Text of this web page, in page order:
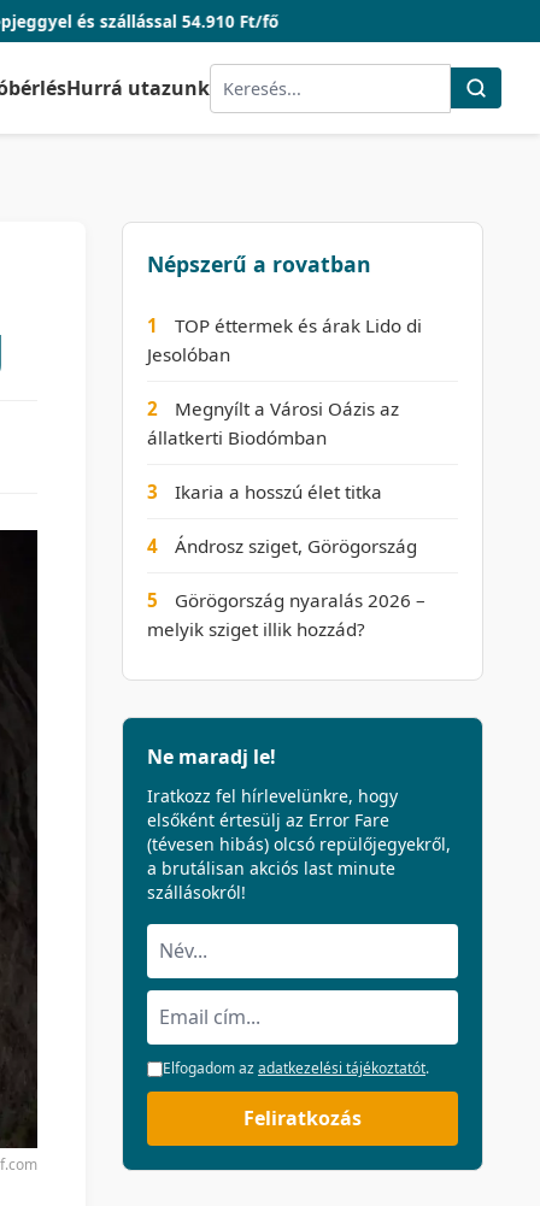
54.910 Ft/fő
Hurrá utazunk
Népszerű a rovatban
1
TOP éttermek és árak Lido di
Jesolóban
2
Megnyílt a Városi Oázis az
állatkerti Biodómban
3 Ikaria a hosszú élet titka
4 Ándrosz sziget, Görögország
5
Görögország nyaralás 2026 –
melyik sziget illik hozzád?
Ne maradj le!
Iratkozz fel hírlevelünkre, hogy
elsőként értesülj az Error Fare
(tévesen hibás) olcsó repülőjegyekről,
a brutálisan akciós last minute
szállásokról!
Elfogadom azadatkezelési tájékoztatót.
Feliratkozás